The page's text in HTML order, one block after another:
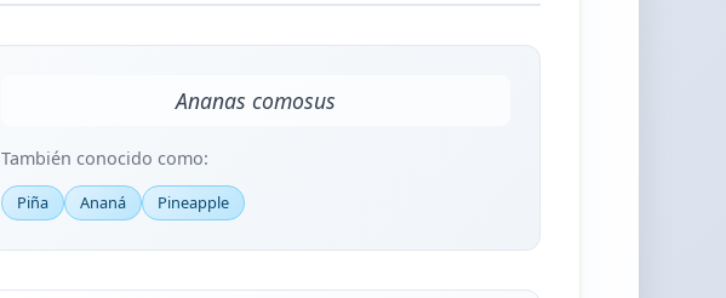
Ananas comosus
También conocido como:
Piña Ananá Pineapple